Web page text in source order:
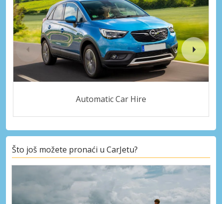
Automatic Car Hire
Što još možete pronaći u CarJetu?